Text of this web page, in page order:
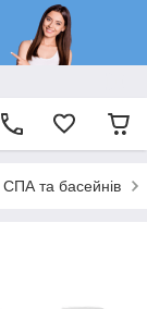
та басейнів